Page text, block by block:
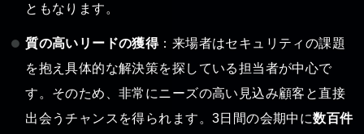
ともなります。
質の高いリードの獲得：来場者はセキュリティの課題
を抱え具体的な解決策を探している担当者が中心で
す。そのため、非常にニーズの高い見込み顧客と直接
出会うチャンスを得られます。3日間の会期中に数百件